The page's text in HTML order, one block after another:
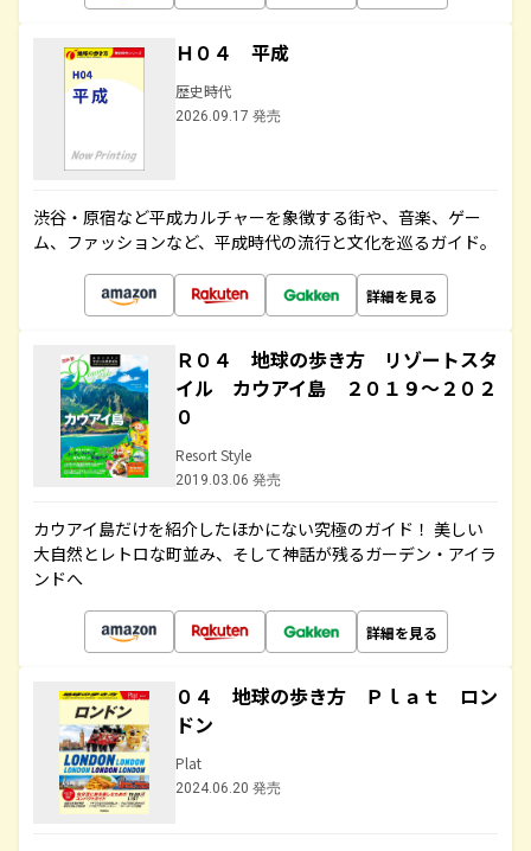
Ｈ０４ 平成
歴史時代
2026.09.17 発売
渋谷・原宿など平成カルチャーを象徴する街や、音楽、ゲー
ム、ファッションなど、平成時代の流行と文化を巡るガイド。
詳細を見る
Ｒ０４ 地球の歩き方 リゾートスタ
イル カウアイ島 ２０１９～２０２
０
Resort Style
2019.03.06 発売
カウアイ島だけを紹介したほかにない究極のガイド！ 美しい
大自然とレトロな町並み、そして神話が残るガーデン・アイラ
ンドへ
詳細を見る
０４ 地球の歩き方 Ｐｌａｔ ロン
ドン
Plat
2024.06.20 発売